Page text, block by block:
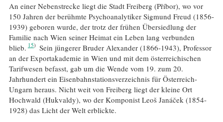
An einer Nebenstrecke liegt die Stadt Freiberg (Příbor), wo vor
150 Jahren der berühmte Psychoanalytiker Sigmund Freud (1856-
1939) geboren wurde, der trotz der frühen Übersiedlung der
Familie nach Wien seiner Heimat ein Leben lang verbunden
blieb. 15
Sein jüngerer Bruder Alexander (1866-1943), Professor
an der Exportakademie in Wien und mit dem österreichischen
Tarifwesen befasst, gab um die Wende vom 19. zum 20.
Jahrhundert ein Eisenbahnstationsverzeichnis für Österreich-
Ungarn heraus. Nicht weit von Freiberg liegt der kleine Ort
Hochwald (Hukvaldy), wo der Komponist Leoš Janáček (1854-
1928) das Licht der Welt erblickte.